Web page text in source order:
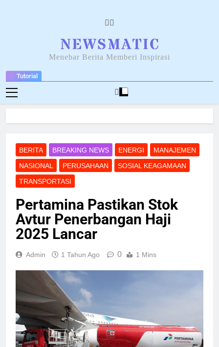
Tutorial
NEWSANTARA
Menebar Berita Memberi Inspirasi
BERITA BREAKING NEWS ENERGI
MANAJEMEN
NASIONAL
PERUSAHAAN
SOSIAL KEAGAMAAN
TRANSPORTASI
Pertamina Pastikan Stok
Avtur Penerbangan Haji
2025 Lancar
Admin 1 Tahun Ago 0 1 Mins